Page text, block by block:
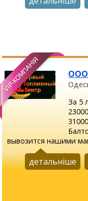
ООО
За 5
вывозится нашими
детальніше